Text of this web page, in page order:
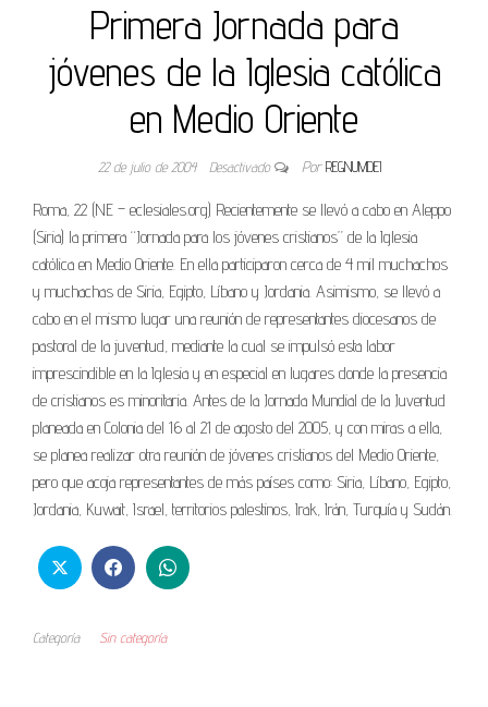
Primera Jornada para
jóvenes de la Iglesia católica
en Medio Oriente
22 de julio de 2004 Desactivado Por REGNUMDEI
Roma, 22 (NE – eclesiales.org) Recientemente se llevó a cabo en Aleppo
(Siria) la primera “Jornada para los jóvenes cristianos” de la Iglesia
católica en Medio Oriente. En ella participaron cerca de 4 mil muchachos
y muchachas de Siria, Egipto, Líbano y Jordania. Asimismo, se llevó a
cabo en el mismo lugar una reunión de representantes diocesanos de
pastoral de la juventud, mediante la cual se impulsó esta labor
imprescindible en la Iglesia y en especial en lugares donde la presencia
de cristianos es minoritaria. Antes de la Jornada Mundial de la Juventud
planeada en Colonia del 16 al 21 de agosto del 2005, y con miras a ella,
se planea realizar otra reunión de jóvenes cristianos del Medio Oriente,
pero que acoja representantes de más países como: Siria, Líbano, Egipto,
Jordania, Kuwait, Israel, territorios palestinos, Irak, Irán, Turquía y Sudán.
Categoría Sin categoría